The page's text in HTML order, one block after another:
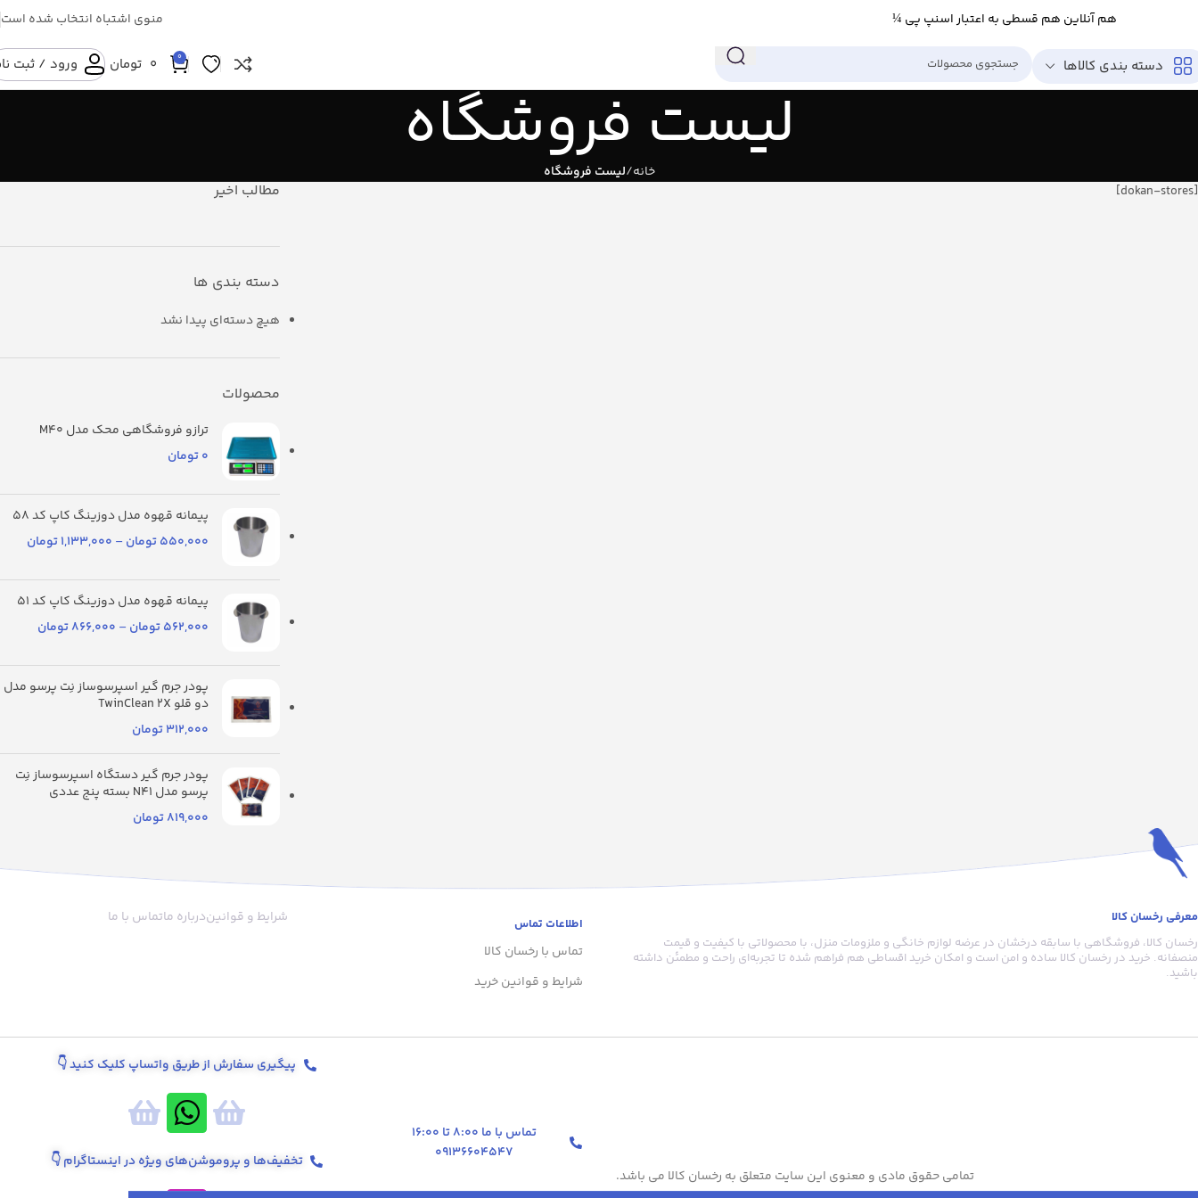
هم آنلاین هم قسطی به اعتبار اسنپ پی ¼ منوی اشتباه انتخاب شده است
دسته بندی کالاها 0
0 تومان ورود / ثبت
لیست فروشگاه
خانه لیست فروشگاه
[dokan-stores]
مطالب اخیر
دسته بندی ها
هیچ دسته‌ای پیدا نشد
محصولات
ترازو فروشگاهی محک مدل M40
0 تومان
پیمانه قهوه مدل دوزینگ کاپ کد 58
550,000 تومان –
1,133,000 تومان
پیمانه قهوه مدل دوزینگ کاپ کد 51
562,000 تومان –
866,000 تومان
پودر جرم گیر اسپرسوساز نِت پرسو مدل
دو قلو TwinClean 2X
312,000 تومان
پودر جرم گیر دستگاه اسپرسوساز نِت
پرسو مدل N41 بسته پنج عددی
819,000 تومان
معرفی رخسان کالا
رخسان کالا، فروشگاهی با سابقه درخشان در عرضه لوازم خانگی و ملزومات منزل، با محصولاتی با کیفیت و قیمت
منصفانه. خرید در رخسان کالا ساده و امن است و امکان خرید اقساطی هم فراهم شده تا تجربه‌ای راحت و مطمئن داشته
باشید.
اطلاعات تماس
تماس با رخسان کالا
شرایط و قوانین خرید
شرایط و قوانیندرباره ماتماس با ما
تمامی حقوق مادی و معنوی این سایت متعلق به رخسان کالا می باشد.
تماس با ما 8:00 تا 16:00
09136604547
پیگیری سفارش از طریق واتساپ کلیک کنید👇
تخفیف‌ها و پروموشن‌های ویژه در اینستاگرام 👇